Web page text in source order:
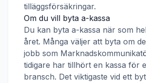
tilläggsförsäkringar.
Om du vill byta a-kassa
Du kan byta a-kassa när som
året. Många väljer att byta om
jobb som
tidigare har tillhört en kassa för
bransch. Det viktigaste vid ett